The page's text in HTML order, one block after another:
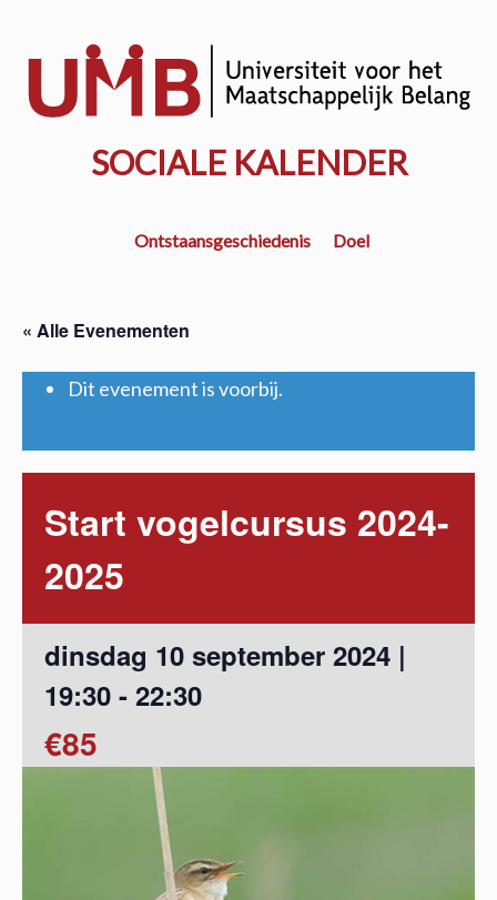
hoofd
SOCIALE KALENDER
Ontstaansgeschiedenis Doel
« Alle Evenementen
Dit evenement is voorbij.
Start vogelcursus 2024-
2025
dinsdag 10 september 2024 |
19:30 - 22:30
€85